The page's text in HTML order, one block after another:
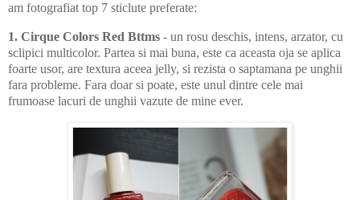
am fotografiat top 7 sticlute preferate:
1. Cirque Colors Red Bttms - un rosu deschis, intens, arzator, cu
sclipici multicolor. Partea si mai buna, este ca aceasta oja se aplica
foarte usor, are textura aceea jelly, si rezista o saptamana pe unghii
fara probleme. Fara doar si poate, este unul dintre cele mai
frumoase lacuri de unghii vazute de mine ever.